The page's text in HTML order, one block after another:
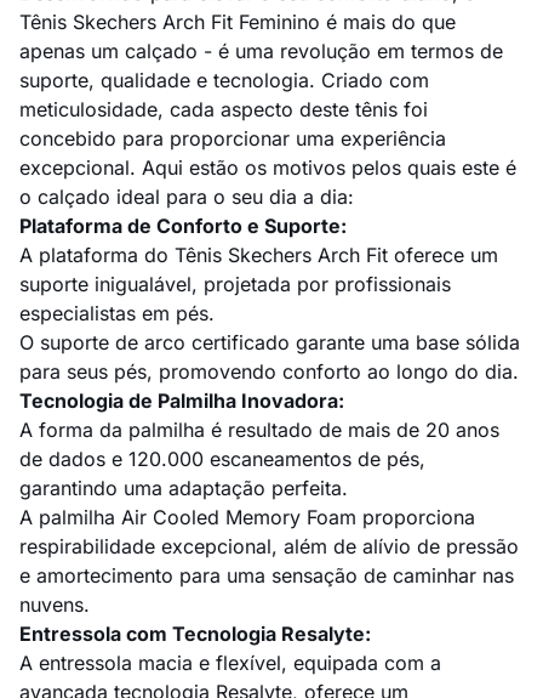
Tênis Skechers Arch Fit Feminino é mais do que
apenas um calçado - é uma revolução em termos de
suporte, qualidade e tecnologia. Criado com
meticulosidade, cada aspecto deste tênis foi
concebido para proporcionar uma experiência
excepcional. Aqui estão os motivos pelos quais este é
o calçado ideal para o seu dia a dia:
Plataforma de Conforto e Suporte:
A plataforma do Tênis Skechers Arch Fit oferece um
suporte inigualável, projetada por profissionais
especialistas em pés.
O suporte de arco certificado garante uma base sólida
para seus pés, promovendo conforto ao longo do dia.
Tecnologia de Palmilha Inovadora:
A forma da palmilha é resultado de mais de 20 anos
de dados e 120.000 escaneamentos de pés,
garantindo uma adaptação perfeita.
A palmilha Air Cooled Memory Foam proporciona
respirabilidade excepcional, além de alívio de pressão
e amortecimento para uma sensação de caminhar nas
nuvens.
Entressola com Tecnologia Resalyte:
A entressola macia e flexível, equipada com a
avançada tecnologia Resalyte, oferece um